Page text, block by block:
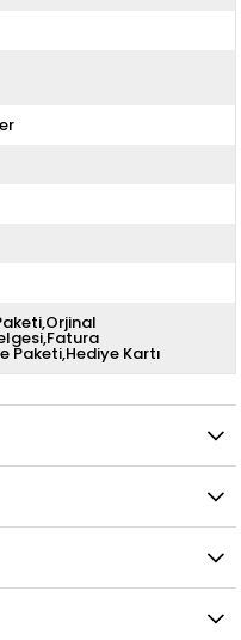
Paketi,Hediye Kartı